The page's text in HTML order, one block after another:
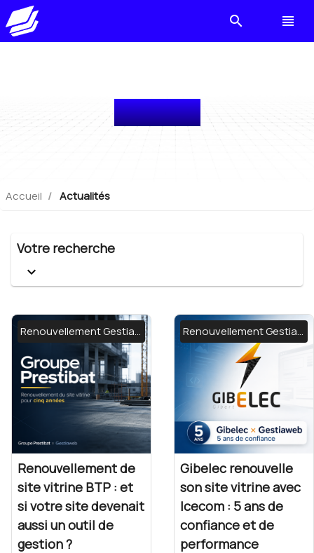
search view_headline
Actualités
Accueil Actualités
Votre recherche
keyboard_arrow_down
Renouvellement Gestiaweb
Renouvellement de
site vitrine BTP : et
si votre site devenait
aussi un outil de
gestion ?
Renouvellement Gestiaweb
Gibelec renouvelle
son site vitrine avec
Icecom : 5 ans de
confiance et de
performance